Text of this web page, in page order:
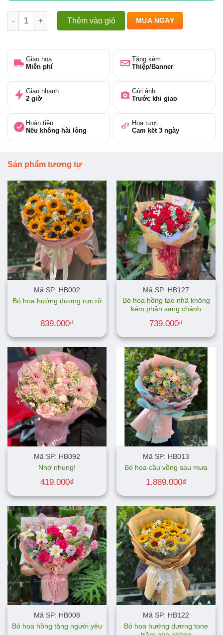
Bó hoa hồng đỏ 99 bông dành tặng bạn gái số lượng
Thêm vào giỏ MUA NGAY
Giao hoa
Miễn phí
Tặng kèm
Thiệp/Banner
Giao nhanh
2 giờ
Gửi ảnh
Trước khi giao
Hoàn tiền
Nếu không hài lòng
Hoa tươi
Cam kết 3 ngày
Sản phẩm tương tự
Mã SP: HB002
Bó hoa hướng dương rực rỡ
839.000₫
Mã SP: HB127
Bó hoa hồng tao nhã không
kém phần sang chảnh
739.000₫
Mã SP: HB092
Nhớ nhung!
419.000₫
Mã SP: HB013
Bó hoa cầu vồng sau mưa
1.889.000₫
Mã SP: HB008
Bó hoa hồng tặng người yêu
Mã SP: HB122
Bó hoa hướng dương tone